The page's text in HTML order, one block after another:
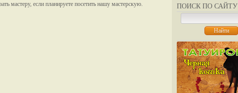
ПОИСК ПО САЙТУ
мастеру, если планируете посетить нашу мастерскую.